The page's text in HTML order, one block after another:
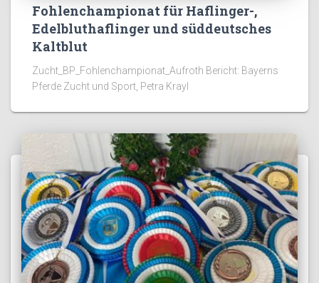
Fohlenchampionat für Haflinger-,
Edelbluthaflinger und süddeutsches
Kaltblut
Zucht_BP_Fohlenchampionat_Aufroth Bericht: Bayerns
Pferde Zucht und Sport, Petra Krayl